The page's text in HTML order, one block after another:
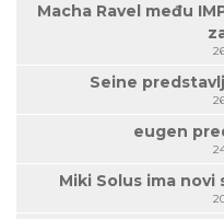
Macha Ravel među
Seine
eugen
Miki Solus ima